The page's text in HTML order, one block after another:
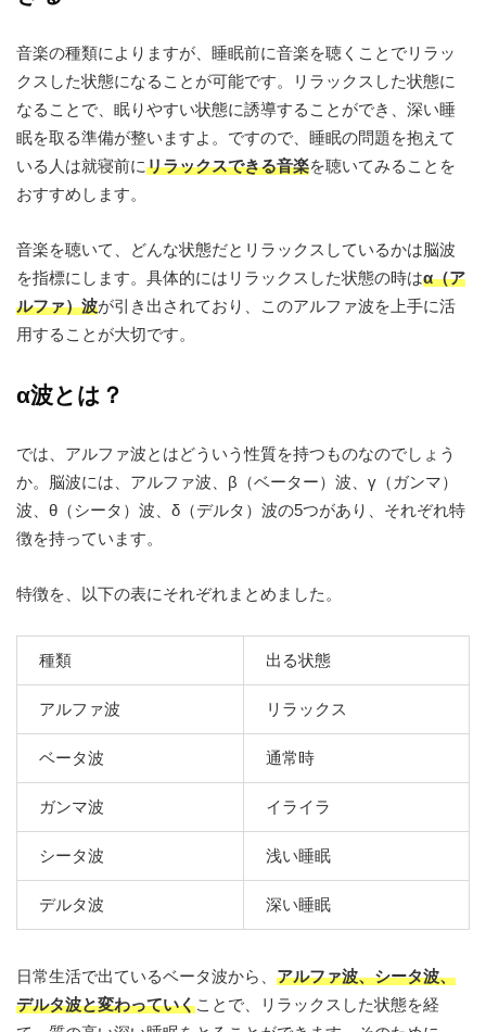
音楽の種類によりますが、睡眠前に音楽を聴くことでリラッ
クスした状態になることが可能です。リラックスした状態に
なることで、眠りやすい状態に誘導することができ、深い睡
眠を取る準備が整いますよ。ですので、睡眠の問題を抱えて
いる人は就寝前にリラックスできる音楽を聴いてみることを
おすすめします。
音楽を聴いて、どんな状態だとリラックスしているかは脳波
を指標にします。具体的にはリラックスした状態の時はα（ア
ルファ）波が引き出されており、このアルファ波を上手に活
用することが大切です。
α波とは？
では、アルファ波とはどういう性質を持つものなのでしょう
か。脳波には、アルファ波、β（ベーター）波、γ（ガンマ）
波、θ（シータ）波、δ（デルタ）波の5つがあり、それぞれ特
徴を持っています。
特徴を、以下の表にそれぞれまとめました。
種類 出る状態
アルファ波 リラックス
ベータ波 通常時
ガンマ波 イライラ
シータ波 浅い睡眠
デルタ波 深い睡眠
日常生活で出ているベータ波から、 アルファ波、シータ波、
デルタ波と変わっていくことで、リラックスした状態を経